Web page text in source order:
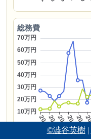
©澁谷英樹|
総務費